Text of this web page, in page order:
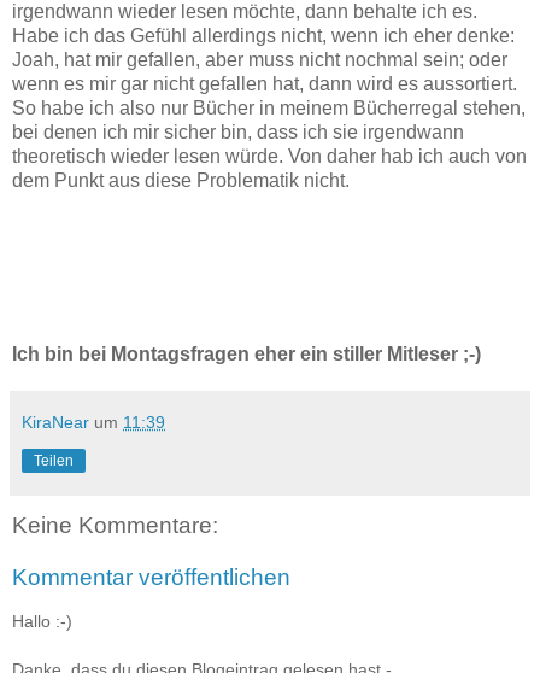
irgendwann wieder lesen möchte, dann behalte ich es.
Habe ich das Gefühl allerdings nicht, wenn ich eher denke:
Joah, hat mir gefallen, aber muss nicht nochmal sein; oder
wenn es mir gar nicht gefallen hat, dann wird es aussortiert.
So habe ich also nur Bücher in meinem Bücherregal stehen,
bei denen ich mir sicher bin, dass ich sie irgendwann
theoretisch wieder lesen würde. Von daher hab ich auch von
dem Punkt aus diese Problematik nicht.
Ich bin bei Montagsfragen eher ein stiller Mitleser ;-)
KiraNear um 11:39
Teilen
Keine Kommentare:
Kommentar veröffentlichen
Hallo :-)
Danke, dass du diesen Blogeintrag gelesen hast -